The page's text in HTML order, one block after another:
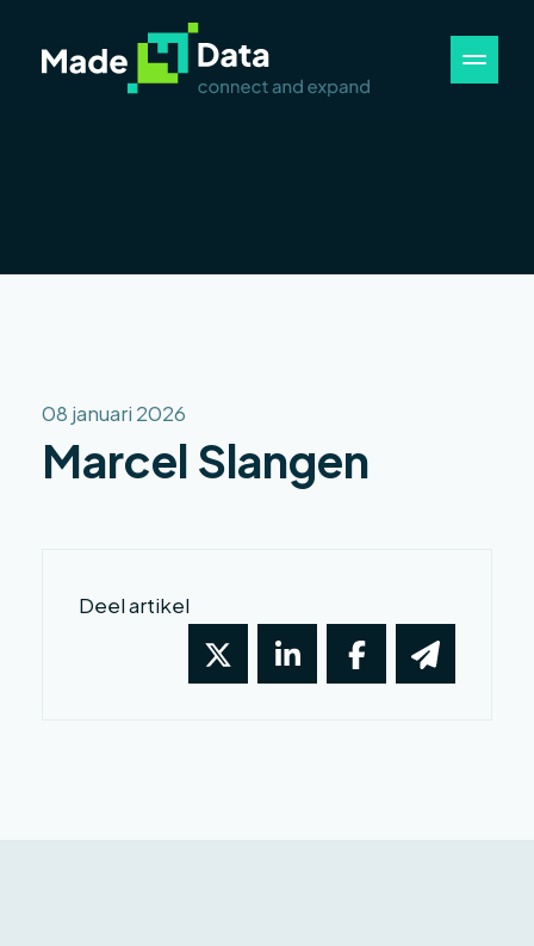
08 januari 2026
Marcel Slangen
Deel artikel